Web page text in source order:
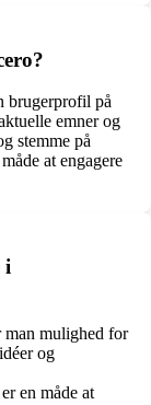
brugerprofil på
emner og
stemme på
at engagere
i
man mulighed for
og
en måde at